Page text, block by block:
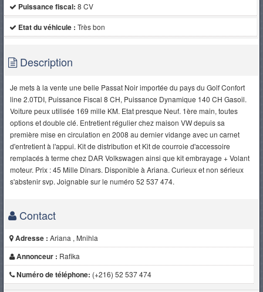
Puissance fiscal: 8 CV
Etat du véhicule : Très bon
Description
Je mets à la vente une belle Passat Noir importée du pays du Golf Confort
line 2.0TDI, Puissance Fiscal 8 CH, Puissance Dynamique 140 CH Gasoil.
Voiture peux utilisée 169 mille KM. Etat presque Neuf. 1ère main, toutes
options et double clé. Entretient régulier chez maison VW depuis sa
première mise en circulation en 2008 au dernier vidange avec un carnet
d'entretient à l'appui. Kit de distribution et Kit de courroie d'accessoire
remplacés à terme chez DAR Volkswagen ainsi que kit embrayage + Volant
moteur. Prix : 45 Mille Dinars. Disponible à Ariana. Curieux et non sérieux
s'abstenir svp. Joignable sur le numéro 52 537 474.
Contact
Adresse : Ariana , Mnihla
Annonceur : Rafika
Numéro de téléphone: (+216) 52 537 474